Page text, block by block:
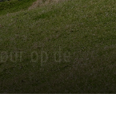
op de